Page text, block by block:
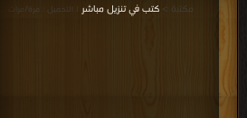
مكتبة >كتب في تنزيل مباشر | التحميل : مرة/مرات